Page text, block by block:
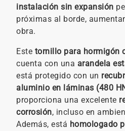
instalación sin expansión
próximas al borde,
obra.
Este tornillo para hormigón
cuenta con una arandela
está protegido con un
aluminio en láminas (480
proporciona una excelente
corrosión, incluso en
Además, está homologado